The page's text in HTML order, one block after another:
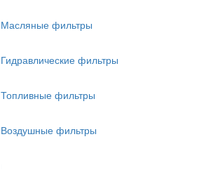
Масляные фильтры
Гидравлические фильтры
Топливные фильтры
Воздушные фильтры